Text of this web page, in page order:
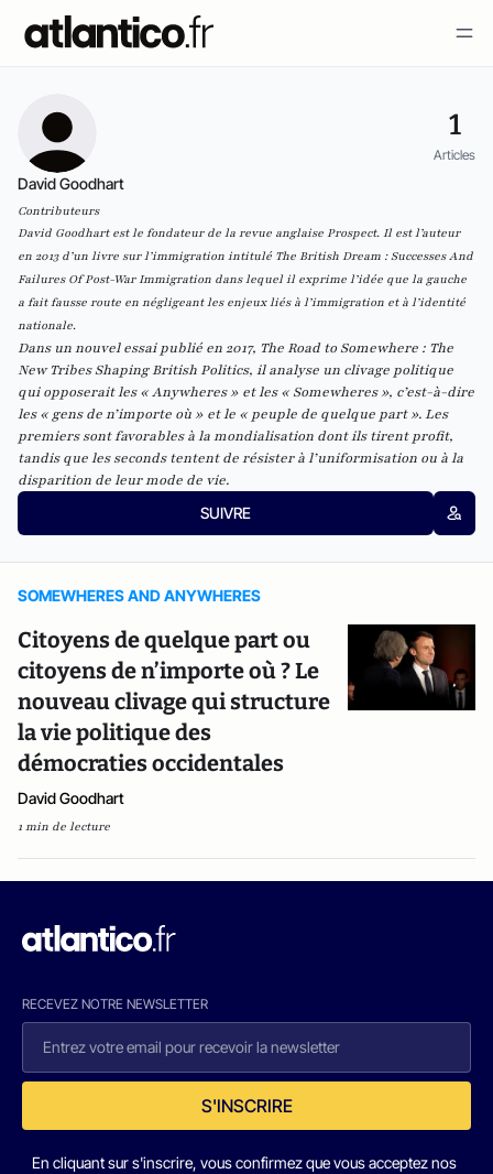
1
Articles
David Goodhart
Contributeurs
David Goodhart est le fondateur de la revue anglaise Prospect. Il est l’auteur
en 2013 d’un livre sur l’immigration intitulé The British Dream : Successes And
Failures Of Post-War Immigration dans lequel il exprime l’idée que la gauche
a fait fausse route en négligeant les enjeux liés à l’immigration et à l’identité
nationale.
Dans un nouvel essai publié en 2017, The Road to Somewhere : The
New Tribes Shaping British Politics, il analyse un clivage politique
qui opposerait les «Anywheres» et les «Somewheres», c’est-à-dire
les « gens de n’importe où » et le « peuple de quelque part ». Les
premiers sont favorables à la mondialisation dont ils tirent profit,
tandis que les seconds tentent de résister à l’uniformisation ou à la
disparition de leur mode de vie.
SUIVRE
SOMEWHERES AND ANYWHERES
Citoyens de quelque part ou
citoyens de n’importe où ? Le
nouveau clivage qui structure
la vie politique des
démocraties occidentales
David Goodhart
1 min de lecture
RECEVEZ NOTRE NEWSLETTER
S'INSCRIRE
En cliquant sur s'inscrire, vous confirmez que vous acceptez nos